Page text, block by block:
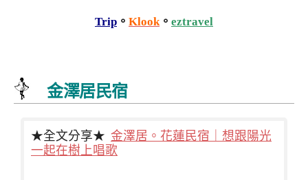
Trip 。 Klook。 eztravel
金澤居民宿
★全文分享★ 金澤居。花蓮民宿｜想跟陽光
一起在樹上唱歌